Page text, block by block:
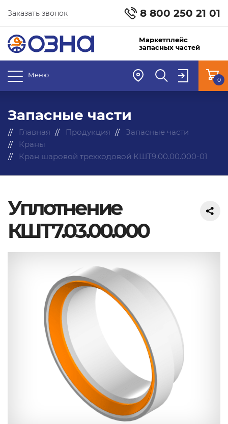
8 800 250 21 01
Заказать звонок
Маркетплейс
запасных частей
Меню
0
Запасные части
Главная Продукция
Запасные части
Краны
Кран шаровой трехходовой КШТ9.00.00.000-01
Уплотнение
КШТ7.03.00.000